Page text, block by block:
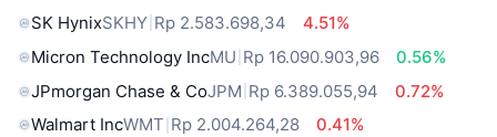
SK HynixSKHY Rp 2.583.698,34
4.51%
Micron Technology IncMU Rp 16.090.903,96
0.56%
JPmorgan Chase & CoJPM Rp 6.389.055,94
0.72%
Walmart IncWMT Rp 2.004.264,28 0.41%